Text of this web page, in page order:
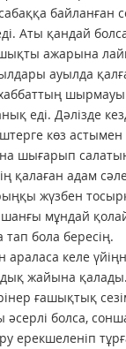
байланған
Аты қандай
ажарына
ауылда
еді. Дәлізде
көз
шығарып
қалаған адам
жүзбен
мұндай
тап бола бересің.
араласа келе
жайына қалады.
ғашықтық
болса,
ерекшеленіп